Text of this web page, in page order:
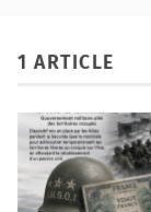
1 ARTICLE